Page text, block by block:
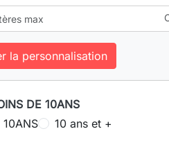
max
la personnalisation
DE 10ANS
10ANS
10 ans et +